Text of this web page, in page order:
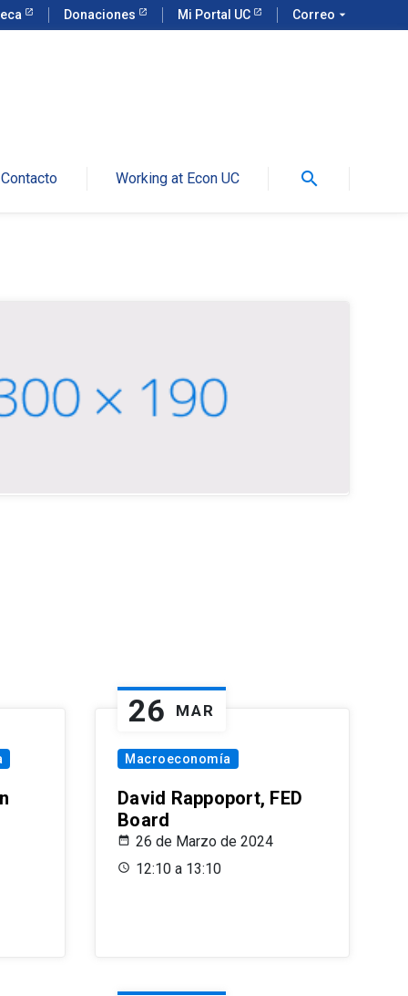
Donaciones Mi Portal UC Correo arrow_drop_down
Contacto Working at Econ UC search
26 MAR
Macroeconomía
David Rappoport, FED
Board
26 de Marzo de 2024
12:10 a 13:10